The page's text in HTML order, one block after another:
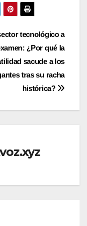
tecnológico a
¿Por qué la
sacude a los
tras su racha
histórica?